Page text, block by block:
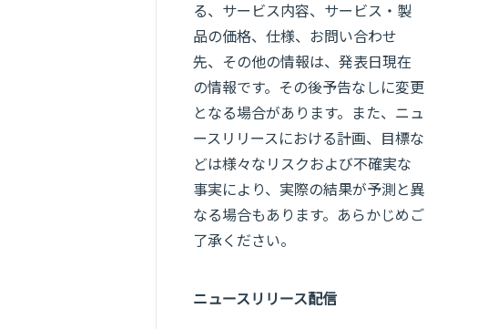
る、サービス内容、サービス・製
品の価格、仕様、お問い合わせ
先、その他の情報は、発表日現在
の情報です。その後予告なしに変更
となる場合があります。また、ニュ
ースリリースにおける計画、目標な
どは様々なリスクおよび不確実な
事実により、実際の結果が予測と異
なる場合もあります。あらかじめご
了承ください。
ニュースリリース配信